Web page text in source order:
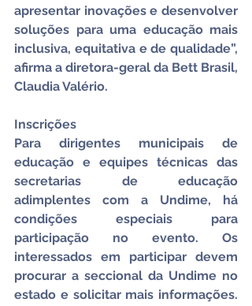
apresentar inovações e desenvolver
soluções para uma educação mais
inclusiva, equitativa e de qualidade”,
afirma a diretora-geral da Bett Brasil,
Claudia Valério.
Inscrições
Para dirigentes municipais de
educação e equipes técnicas das
secretarias de educação
adimplentes com a Undime, há
condições especiais para
participação no evento. Os
interessados em participar devem
procurar a seccional da Undime no